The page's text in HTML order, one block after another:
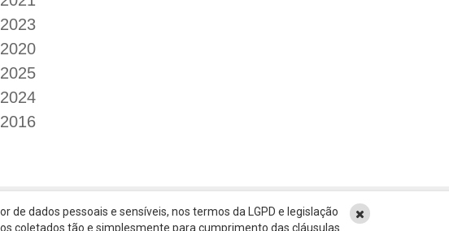
de dados pessoais e sensíveis, nos termos da LGPD e legislação
coletados tão e simplesmente para cumprimento das cláusulas
2023
2020
2025
2024
2016